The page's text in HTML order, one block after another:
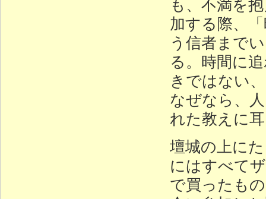
加する際、
う信者まで
る。時間に
きではない
なぜなら、
れた教えに
壇城の上に
にはすべて
で買ったも